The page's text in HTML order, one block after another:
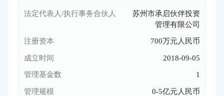
法定代表人/执行事务合伙人
苏州市承启伙伴投资
管理有限公司
注册资本 700万元人民币
成立时间 2018-09-05
管理基金数 1
管理规模 0-5亿元人民币